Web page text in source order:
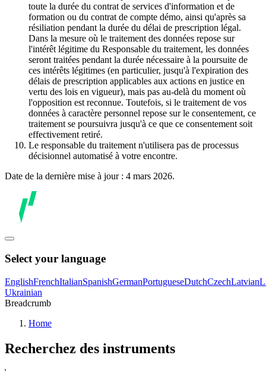
toute la durée du contrat de services d'information et de
formation ou du contrat de compte démo, ainsi qu'après sa
résiliation pendant la durée du délai de prescription légal.
Dans la mesure où le traitement des données repose sur
l'intérêt légitime du Responsable du traitement, les données
seront traitées pendant la durée nécessaire à la poursuite de
ces intérêts légitimes (en particulier, jusqu'à l'expiration des
délais de prescription applicables aux actions en justice en
vertu des lois en vigueur), mais pas au-delà du moment où
l'opposition est reconnue. Toutefois, si le traitement de vos
données à caractère personnel repose sur le consentement, ce
traitement se poursuivra jusqu'à ce que ce consentement soit
effectivement retiré.
Le responsable du traitement n'utilisera pas de processus
décisionnel automatisé à votre encontre.
Date de la dernière mise à jour : 4 mars 2026.
Select your language
EnglishFrenchItalianSpanishGermanPortugueseDutchCzechLatvian
Ukrainian
Breadcrumb
Home
Recherchez des instruments